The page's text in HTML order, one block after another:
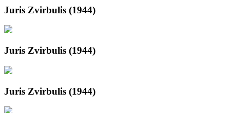
Juris Zvirbulis (1944)
Juris Zvirbulis (1944)
Juris Zvirbulis (1944)